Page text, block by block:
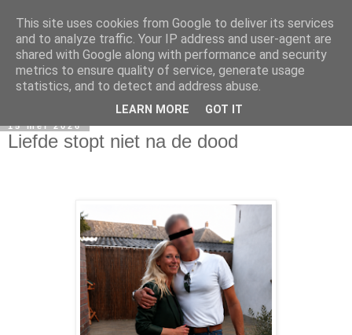
15 mei 2026
Liefde stopt niet na de dood
This site uses cookies from Google to deliver its services
and to analyze traffic. Your IP address and user-agent are
shared with Google along with performance and security
metrics to ensure quality of service, generate usage
statistics, and to detect and address abuse.
LEARN MORE GOT IT